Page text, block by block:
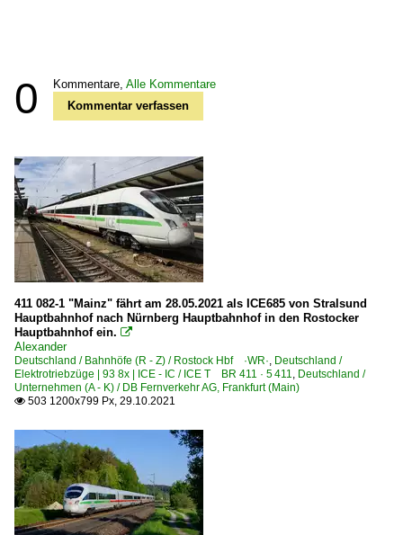
0 Kommentare, Alle Kommentare
Kommentar verfassen
411 082-1 "Mainz" fährt am 28.05.2021 als ICE685 von Stralsund
Hauptbahnhof nach Nürnberg Hauptbahnhof in den Rostocker
Hauptbahnhof ein. 
Alexander
Deutschland / Bahnhöfe (R - Z) / Rostock Hbf ·WR·, Deutschland /
Elektrotriebzüge | 93 8x | ICE - IC / ICE T BR 411 · 5 411, Deutschland /
Unternehmen (A - K) / DB Fernverkehr AG, Frankfurt (Main)
 503 1200x799 Px, 29.10.2021